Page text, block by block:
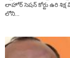
లాహోర్ సెషన్ కోర్టు ఉరి
లోని...